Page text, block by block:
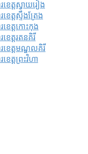
េត្តស្វាយរៀង
េត្តស្ទឹងត្រែង
េត្តកោះកុង
េត្តរតនគិរី
ខេត្តមណ្ឌលគិរី
េត្តព្រះវិហា